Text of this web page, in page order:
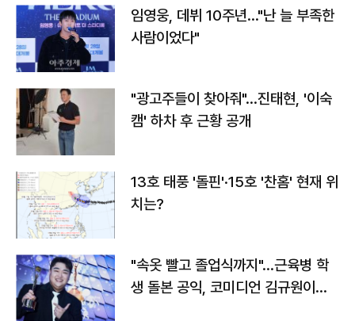
임영웅, 데뷔 10주년…"난 늘 부족한
사람이었다"
"광고주들이 찾아줘"…진태현, '이숙
캠' 하차 후 근황 공개
13호 태풍 '돌핀'·15호 '찬홈' 현재 위
치는?
"속옷 빨고 졸업식까지"…근육병 학
생 돌본 공익, 코미디언 김규원이었